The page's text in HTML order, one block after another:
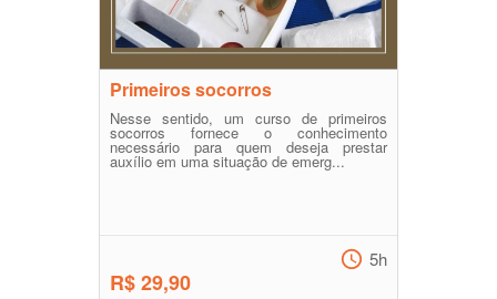
Primeiros socorros
Nesse sentido, um curso de primeiros
socorros fornece o conhecimento
necessário para quem deseja prestar
auxílio em uma situação de emerg...
R$ 29,90
5h